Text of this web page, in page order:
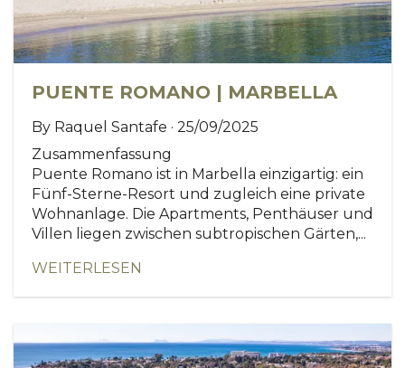
PUENTE ROMANO | MARBELLA
By Raquel Santafe · 25/09/2025
Zusammenfassung
Puente Romano ist in Marbella einzigartig: ein
Fünf-Sterne-Resort und zugleich eine private
Wohnanlage. Die Apartments, Penthäuser und
Villen liegen zwischen subtropischen Gärten,...
WEITERLESEN